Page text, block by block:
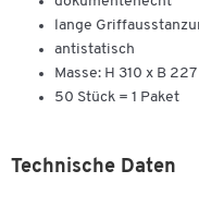
lange
antistatisch
Masse: H 310 x B 227
50 Stück = 1 Paket
Technische Daten